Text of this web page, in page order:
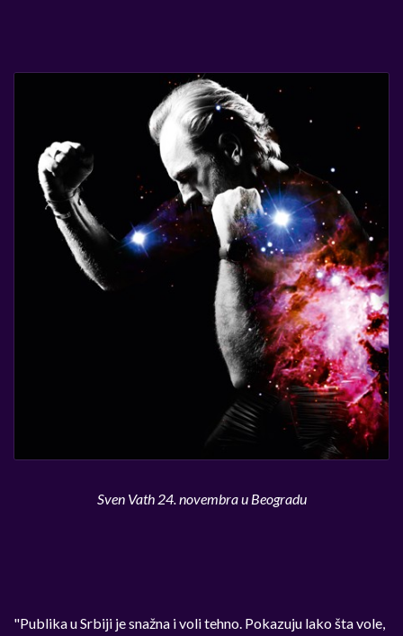
Sven Vath 24. novembra u Beogradu
"Publika u Srbiji je snažna i voli tehno. Pokazuju lako šta vole,